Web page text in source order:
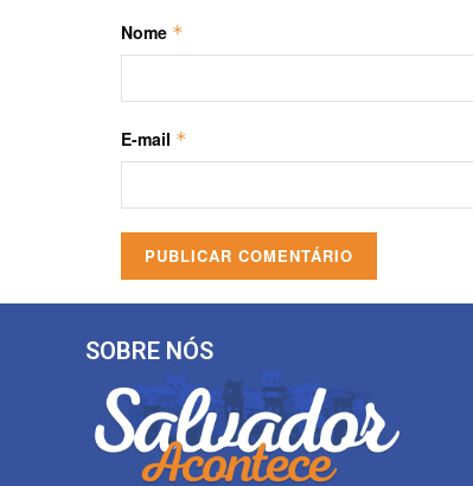
Nome *
E-mail *
SOBRE NÓS